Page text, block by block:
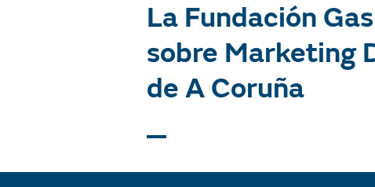
La Fundación
sobre Marketing
de A Coruña